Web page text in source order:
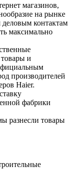
магазинов,
на рынке
деловым контактам
максимально
и
производителей
Haier.
фабрики
разнесли товары